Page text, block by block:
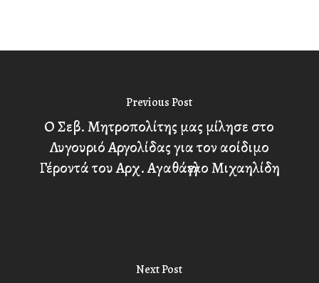
Previous Post
Ο Σεβ. Μητροπολίτης μας μίλησε στο
Λυγουριό Αργολίδας για τον αοίδιμο
Γέροντά του Αρχ. Αγαθάγγελο Μιχαηλίδη
Next Post